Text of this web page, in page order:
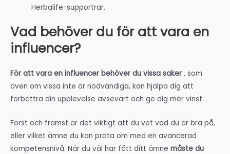
Herbalife-supportrar.
Vad behöver du för att vara en
influencer?
För att vara en influencer behöver du vissa saker , som
även om vissa inte är nödvändiga, kan hjälpa dig att
förbättra din upplevelse avsevärt och ge dig mer vinst.
Först och främst är det viktigt att du vet vad du är bra på,
eller vilket ämne du kan prata om med en avancerad
kompetensnivå. När du väl har fått ditt ämne måste du